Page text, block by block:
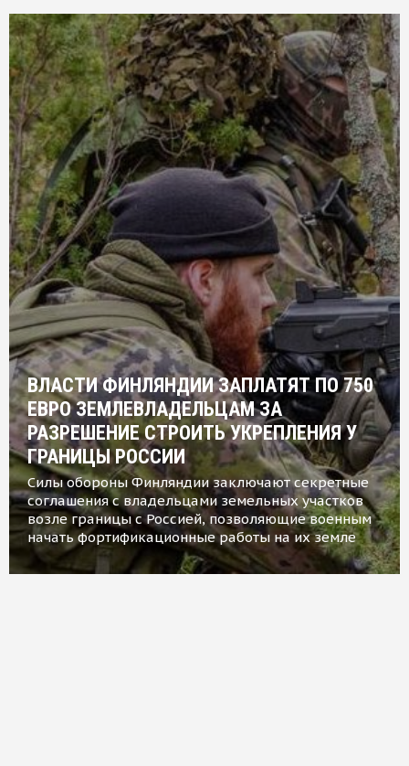
ВЛАСТИ ФИНЛЯНДИИ ЗАПЛАТЯТ ПО 750
ЕВРО ЗЕМЛЕВЛАДЕЛЬЦАМ ЗА
РАЗРЕШЕНИЕ СТРОИТЬ УКРЕПЛЕНИЯ У
ГРАНИЦЫ РОССИИ
Силы обороны Финляндии заключают секретные
соглашения с владельцами земельных участков
возле границы с Россией, позволяющие военным
начать фортификационные работы на их земле